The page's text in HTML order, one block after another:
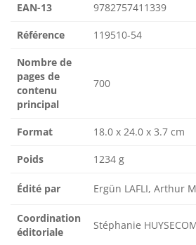
EAN-13 9782757411339
Référence 119510-54
Nombre de
pages de
contenu
principal
700
Format 18.0 x 24.0 x 3.7 cm
Poids 1234 g
Édité par Ergün LAFLI, Arthur
Coordination
éditoriale
Stéphanie